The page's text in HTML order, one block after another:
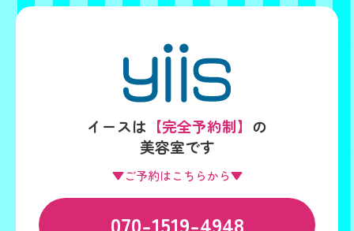
イースは 【完全予約制】 の
美容室です
▼ご予約はこちらから▼
070-1519-4948